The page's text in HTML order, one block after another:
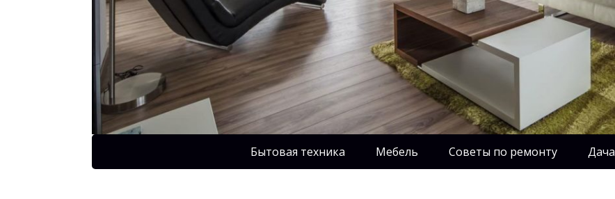
Бытовая техника Мебель Советы по ремонту Дача